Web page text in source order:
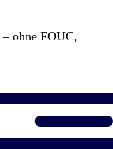
– ohne FOUC,